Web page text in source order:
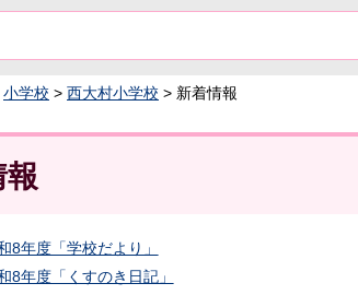
小学校 > 西大村小学校 > 新着情報
8年度「学校だより」
8年度「くすのき日記」